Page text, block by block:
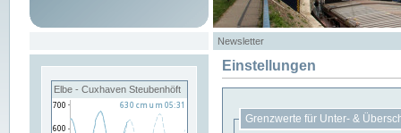
Newsletter
Elbe - Cuxhaven Steubenhöft
Einstellungen
Grenzwerte für Unter- &